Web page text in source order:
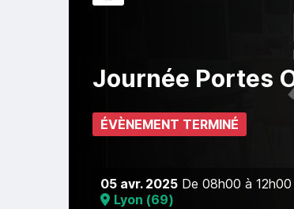
Journée Portes
ÉVÈNEMENT TERMINÉ
05 avr. 2025 De 08h00 à 12h00
Lyon (69)